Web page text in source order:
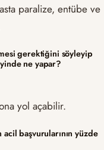
paralize, entübe ve
gerektiğini söyleyip
ne yapar?
yol açabilir.
başvurularının yüzde